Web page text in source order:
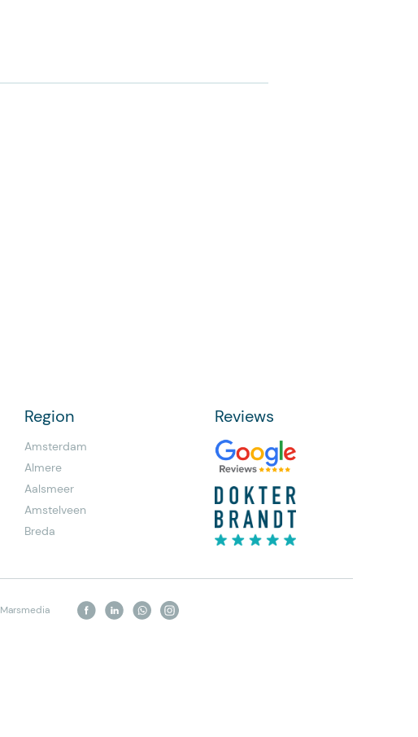
Region
Amsterdam
Almere
Aalsmeer
Amstelveen
Breda
Reviews
Marsmedia